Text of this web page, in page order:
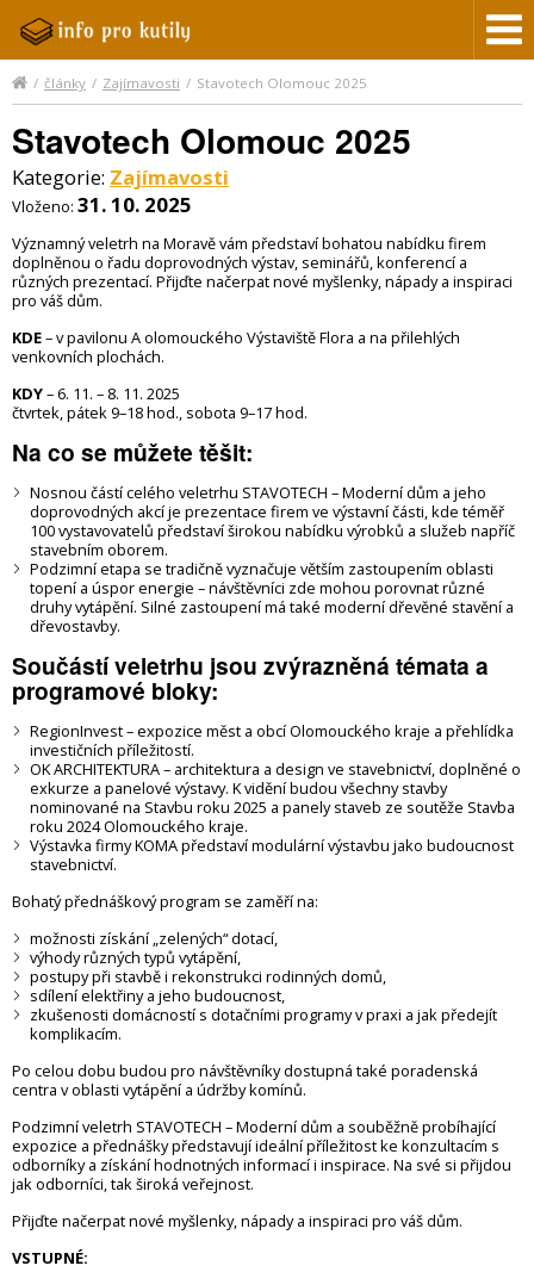
/ články / Zajímavosti / Stavotech Olomouc 2025
Stavotech Olomouc 2025
Kategorie: Zajímavosti
Vloženo: 31. 10. 2025
Významný veletrh na Moravě vám představí bohatou nabídku firem
doplněnou o řadu doprovodných výstav, seminářů, konferencí a
různých prezentací. Přijďte načerpat nové myšlenky, nápady a inspiraci
pro váš dům.
KDE– v pavilonu A olomouckého Výstaviště Flora a na přilehlých
venkovních plochách.
KDY– 6. 11. – 8. 11. 2025
čtvrtek, pátek 9–18 hod., sobota 9–17 hod.
Na co se můžete těšit:
Nosnou částí celého veletrhu STAVOTECH – Moderní dům a jeho
doprovodných akcí je prezentace firem ve výstavní části, kde téměř
100 vystavovatelů představí širokou nabídku výrobků a služeb napříč
stavebním oborem.
Podzimní etapa se tradičně vyznačuje větším zastoupením oblasti
topení a úspor energie – návštěvníci zde mohou porovnat různé
druhy vytápění. Silné zastoupení má také moderní dřevěné stavění a
dřevostavby.
Součástí veletrhu jsou zvýrazněná témata a
programové bloky:
RegionInvest – expozice měst a obcí Olomouckého kraje a přehlídka
investičních příležitostí.
OK ARCHITEKTURA – architektura a design ve stavebnictví, doplněné o
exkurze a panelové výstavy. K vidění budou všechny stavby
nominované na Stavbu roku 2025 a panely staveb ze soutěže Stavba
roku 2024 Olomouckého kraje.
Výstavka firmy KOMA představí modulární výstavbu jako budoucnost
stavebnictví.
Bohatý přednáškový program se zaměří na:
možnosti získání „zelených“ dotací,
výhody různých typů vytápění,
postupy při stavbě i rekonstrukci rodinných domů,
sdílení elektřiny a jeho budoucnost,
zkušenosti domácností s dotačními programy v praxi a jak předejít
komplikacím.
Po celou dobu budou pro návštěvníky dostupná také poradenská
centra v oblasti vytápění a údržby komínů.
Podzimní veletrh STAVOTECH – Moderní dům a souběžně probíhající
expozice a přednášky představují ideální příležitost ke konzultacím s
odborníky a získání hodnotných informací i inspirace. Na své si přijdou
jak odborníci, tak široká veřejnost.
Přijďte načerpat nové myšlenky, nápady a inspiraci pro váš dům.
VSTUPNÉ: